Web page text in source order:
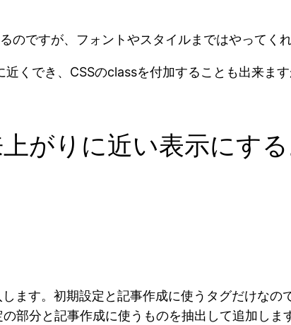
ですが、フォントやスタイルまではやってくれ
くでき、CSSのclassを付加することも出来ま
がりに近い表示にする
す。初期設定と記事作成に使うタグだけなの
部分と記事作成に使うものを抽出して追加し